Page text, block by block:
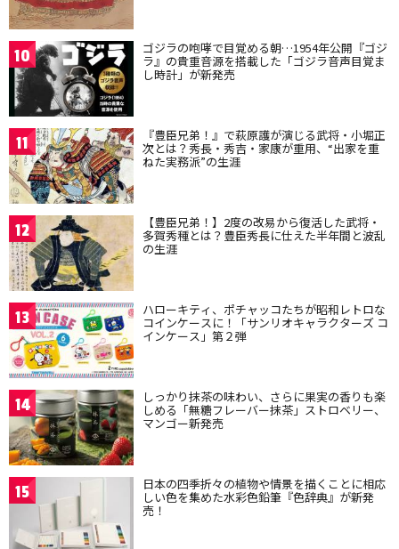
10 ゴジラの咆哮で目覚める朝…1954年公開『ゴジ
ラ』の貴重音源を搭載した「ゴジラ音声目覚ま
し時計」が新発売
11 『豊臣兄弟！』で萩原護が演じる武将・小堀正
次とは？秀長・秀吉・家康が重用、“出家を重
ねた実務派”の生涯
12 【豊臣兄弟！】2度の改易から復活した武将・
多賀秀種とは？豊臣秀長に仕えた半年間と波乱
の生涯
13 ハローキティ、ポチャッコたちが昭和レトロな
コインケースに！「サンリオキャラクターズ コ
インケース」第２弾
14 しっかり抹茶の味わい、さらに果実の香りも楽
しめる「無糖フレーバー抹茶」ストロベリー、
マンゴー新発売
15 日本の四季折々の植物や情景を描くことに相応
しい色を集めた水彩色鉛筆『色辞典』が新発
売！